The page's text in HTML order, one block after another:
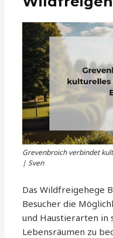
Grevenbroich verbindet
| Sven
Das Wildfreigehege
Besucher die
und Haustierarten in
Lebensräumen zu